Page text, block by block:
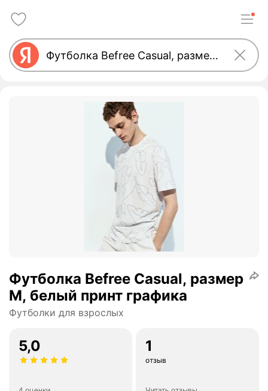
Футболка Befree Casual, размер
M, белый принт графика
Футболки для взрослых
5,0 1
отзыв